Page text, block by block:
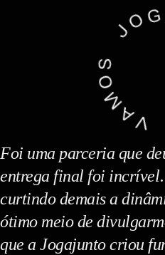
Foi uma parceria que
entrega final foi incrível.
curtindo demais a
ótimo meio de
que a Jogajunto criou